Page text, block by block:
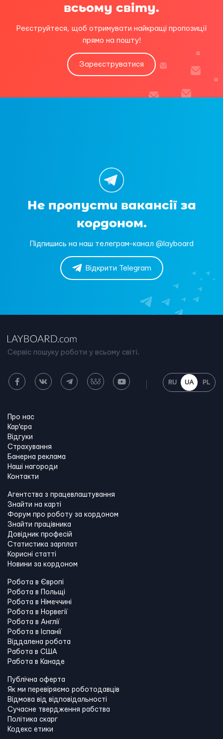
всьому світу.
Реєструйтеся, щоб отримувати найкращі пропозиції
прямо на пошту!
Зареєструватися
Не пропусти вакансії за
кордоном.
Підпишись на наш телеграм-канал @layboard
Відкрити Telegram
Сервіс пошуку роботи у всьому світі.
RU UA PL
Про нас
Кар'єра
Відгуки
Страхування
Банерна реклама
Наші нагороди
Контакти
Агентства з працевлаштування
Знайти на карті
Форум про роботу за кордоном
Знайти працівника
Довідник професій
Статистика зарплат
Корисні статті
Новини за кордоном
Робота в Європі
Робота в Польщі
Робота в Німеччині
Робота в Норвегії
Робота в Англії
Робота в Іспанії
Віддалена робота
Работа в США
Работа в Канадe
Публічна оферта
Як ми перевіряємо роботодавців
Відмова від відповідальності
Сучасне твердження рабства
Політика скарг
Кодекс етики